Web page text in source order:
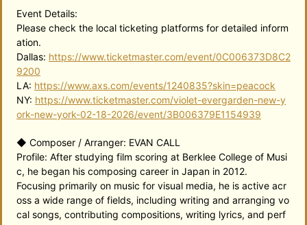
Event Details:
Please check the local ticketing platforms for detailed inform
ation.
Dallas: https://www.ticketmaster.com/event/0C006373D8C2
9200
LA: https://www.axs.com/events/1240835?skin=peacock
NY: https://www.ticketmaster.com/violet-evergarden-new-y
ork-new-york-02-18-2026/event/3B006379E1154939
◆ Composer / Arranger: EVAN CALL
Profile: After studying film scoring at Berklee College of Musi
c, he began his composing career in Japan in 2012.
Focusing primarily on music for visual media, he is active acr
oss a wide range of fields, including writing and arranging vo
cal songs, contributing compositions, writing lyrics, and perf